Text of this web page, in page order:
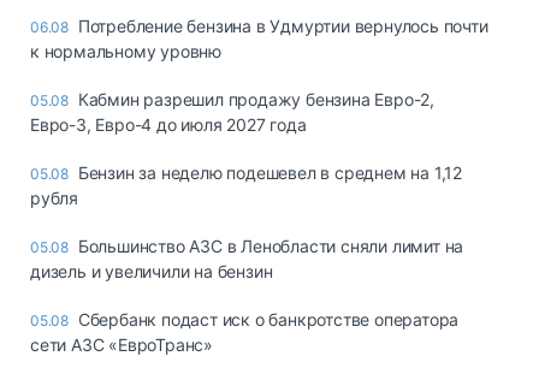
06.08 Потребление бензина в Удмуртии вернулось почти
к нормальному уровню
05.08 Кабмин разрешил продажу бензина Евро-2,
Евро-3, Евро-4 до июля 2027 года
05.08 Бензин за неделю подешевел в среднем на 1,12
рубля
05.08 Большинство АЗС в Ленобласти сняли лимит на
дизель и увеличили на бензин
05.08 Сбербанк подаст иск о банкротстве оператора
сети АЗС «ЕвроТранс»